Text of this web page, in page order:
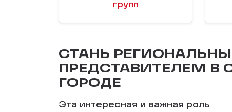
групп
СТАНЬ
ПРЕДСТАВИТЕЛЕМ В
ГОРОДЕ
Эта интересная и важная роль